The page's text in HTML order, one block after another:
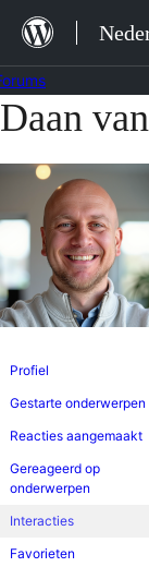
naar
de
inhoud
Ga
inhoud
Daan
Profiel
Gestarte onderwerpen
Reacties aangemaakt
Gereageerd op
onderwerpen
Interacties
Favorieten